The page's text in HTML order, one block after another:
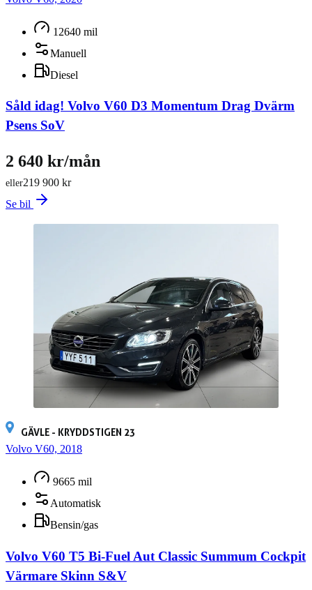
12640 mil
Manuell
Diesel
Såld idag! Volvo V60 D3 Momentum Drag Dvärm
Psens SoV
219 900 kr
eller
2 640 kr/mån
Se bil
GÄVLE - KRYDDSTIGEN 23
Volvo V60, 2018
9665 mil
Automatisk
Bensin/gas
Volvo V60 T5 Bi-Fuel Aut Classic Summum Cockpit
Värmare Skinn S&V